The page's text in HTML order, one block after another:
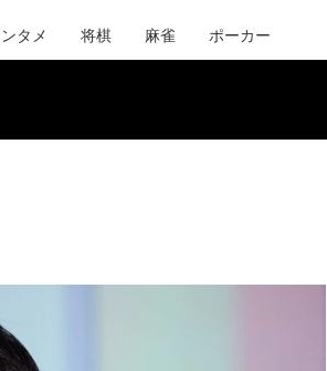
タメ 将棋 麻雀 ポーカー